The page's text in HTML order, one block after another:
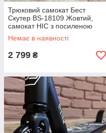
Трюковий самокат Бест
Скутер BS-18109 Жовтий,
самокат HIC з посиленою
рамою
Немає в наявності
2 799 ₴